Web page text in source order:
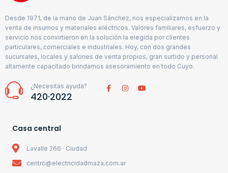
Desde 1971, de la mano de Juan Sánchez, nos especializamos en la
venta de insumos y materiales eléctricos. Valores familiares, esfuerzo y
servicio nos convirtieron en la solución la elegida por clientes
particulares, comerciales e industriales. Hoy, con dos grandes
sucursales, locales y salones de venta propios, gran surtido y personal
altamente capacitado brindamos asesoramiento en todo Cuyo.
¿Necesitás ayuda?
420·2022
Casa central
Lavalle 266 · Ciudad
centro@electricidadmaza.com.ar